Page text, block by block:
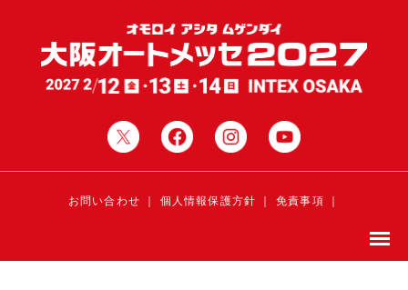
お問い合わせ ｜ 個人情報保護方針 ｜ 免責事項 ｜